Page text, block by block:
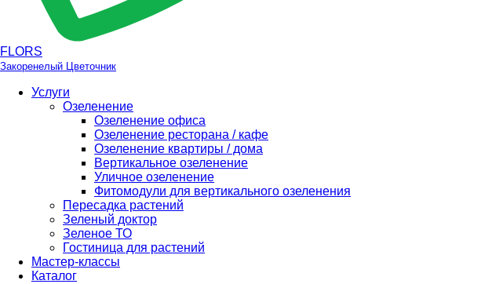
FLORS
Закоренелый Цветочник
Услуги
Озеленение
Озеленение офиса
Озеленение ресторана / кафе
Озеленение квартиры / дома
Вертикальное озеленение
Уличное озеленение
Фитомодули для вертикального озеленения
Пересадка растений
Зеленый доктор
Зеленое ТО
Гостиница для растений
Мастер-классы
Каталог